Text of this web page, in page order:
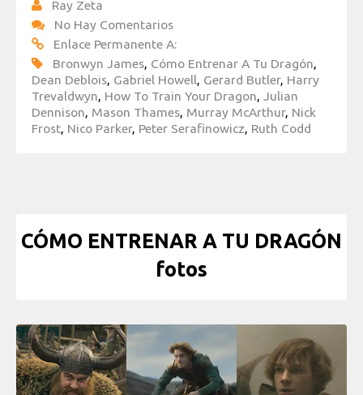
Ray Zeta
No Hay Comentarios
Enlace Permanente A:
Bronwyn James, Cómo Entrenar A Tu Dragón,
Dean Deblois, Gabriel Howell, Gerard Butler, Harry
Trevaldwyn, How To Train Your Dragon, Julian
Dennison, Mason Thames, Murray McArthur, Nick
Frost, Nico Parker, Peter Serafinowicz, Ruth Codd
CÓMO ENTRENAR A TU DRAGÓN
fotos